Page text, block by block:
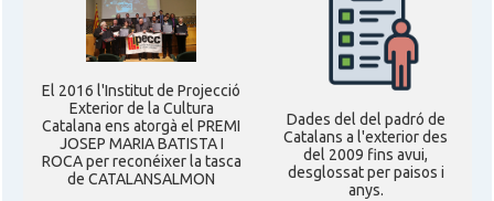
El 2016 l'Institut de Projecció
Exterior de la Cultura
Catalana ens atorgà el PREMI
JOSEP MARIA BATISTA I
ROCA per reconéixer la tasca
de CATALANSALMON
Dades del del padró de
Catalans a l'exterior des
del 2009 fins avui,
desglossat per paisos i
anys.